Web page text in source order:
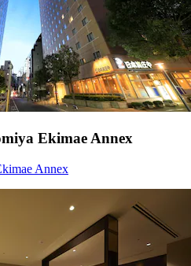
Ekimae Annex
Annex